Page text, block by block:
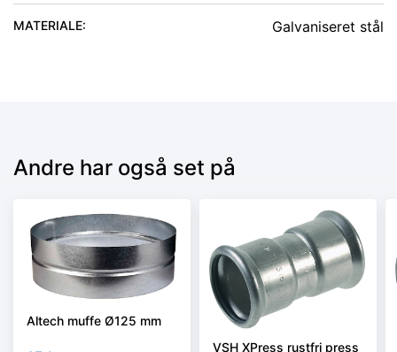
MATERIALE: Galvaniseret stål
Andre har også set på
Altech muffe Ø125 mm
VSH XPress rustfri press